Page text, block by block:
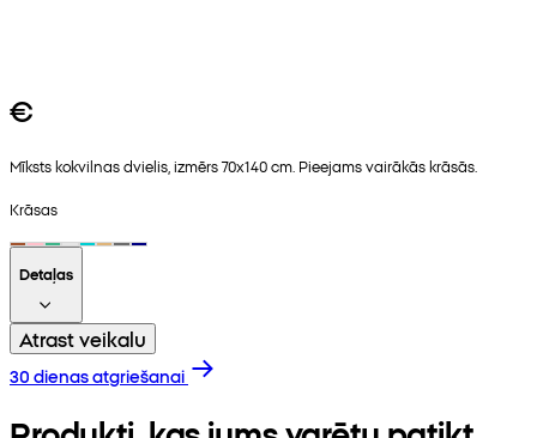
€
Mīksts kokvilnas dvielis, izmērs 70x140 cm. Pieejams vairākās krāsās.
Krāsas
Detaļas
Atrast veikalu
30 dienas atgriešanai